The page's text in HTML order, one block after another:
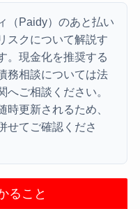
（Paidy）のあと払い
スクについて解説す
。現金化を推奨する
務相談については法
ご相談ください。
時更新されるため、
せてご確認くださ
ること